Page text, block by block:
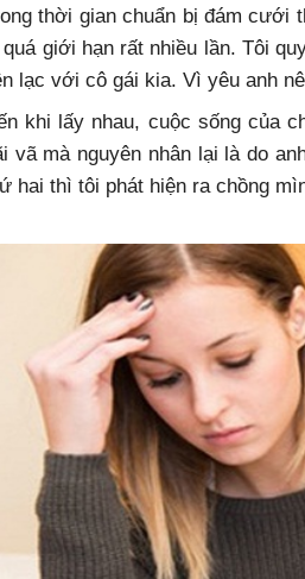
thời gian chuẩn bị đám cưới
giới hạn rất nhiều lần. Tôi
lạc với cô gái kia. Vì yêu anh
khi lấy nhau, cuộc sống của
vã mà nguyên nhân lại là do
hai thì tôi phát hiện ra chồng